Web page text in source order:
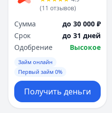
(11 отзывов)
Сумма
до 30 000 ₽
Срок
до 31 дней
Одобрение
Высокое
Займ онлайн
Первый займ 0%
Получить деньги